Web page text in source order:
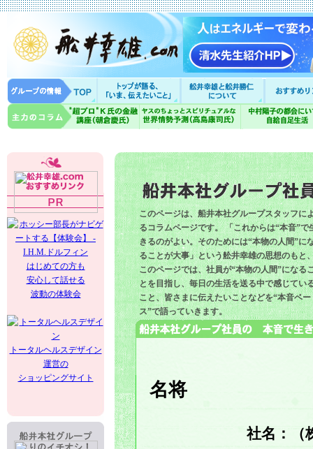
はじめての方も
安心して話せる
波動の体験会
トータルヘルスデザイン
運営の
ショッピングサイト
このページは、船井本社グループスタッフに
るコラムページです。 「これからは“本音”で
きるのがよい。そのためには“本物の人間”に
ることが大事」という舩井幸雄の思想のもと
このページでは、社員が“本物の人間”になる
とを目指し、毎日の生活を送る中で感じてい
こと、皆さまに伝えたいことなどを“本音ベー
ス”で語っていきます。
名将
社名：（